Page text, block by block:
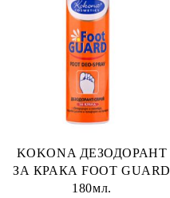
KOKONA ДЕЗОДОРАНТ
ЗА КРАКА FOOT GUARD
180мл.